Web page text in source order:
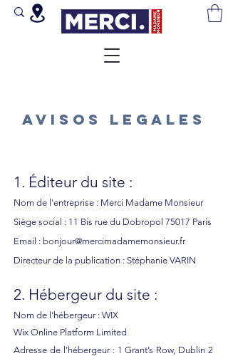
AVISOS LEGALES
1. Éditeur du site :
Nom de l'entreprise : Merci Madame Monsieur
Siège social : 11 Bis rue du Dobropol 75017 Paris
Email : bonjour@mercimadamemonsieur.fr
Directeur de la publication : Stéphanie VARIN
2. Hébergeur du site :
Nom de l'hébergeur : WIX
Wix Online Platform Limited
Adresse de l'hébergeur : 1 Grant’s Row, Dublin 2